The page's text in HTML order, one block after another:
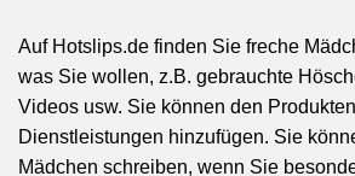
Auf Hotslips.de finden Sie freche
was Sie wollen, z.B. gebrauchte
Videos usw. Sie können den
Dienstleistungen hinzufügen. Sie
Mädchen schreiben, wenn Sie